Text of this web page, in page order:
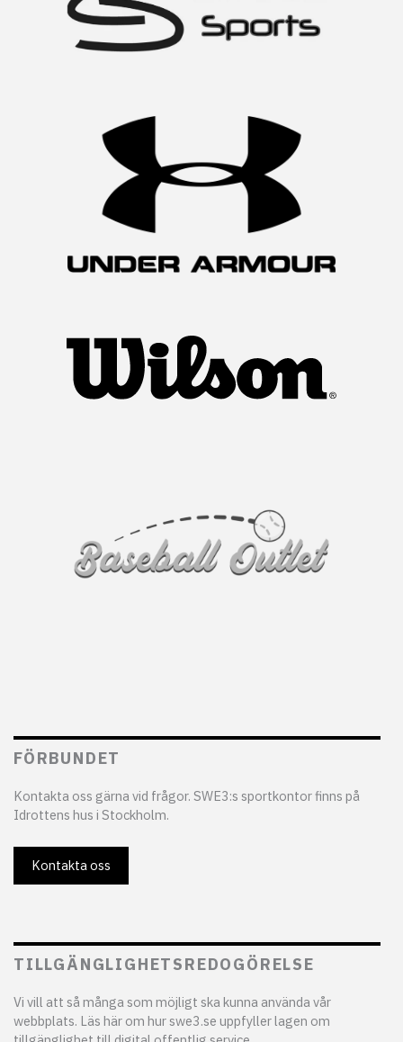
FÖRBUNDET
Kontakta oss gärna vid frågor. SWE3:s sportkontor finns på
Idrottens hus i Stockholm.
Kontakta oss
TILLGÄNGLIGHETSREDOGÖRELSE
Vi vill att så många som möjligt ska kunna använda vår
webbplats. Läs här om hur swe3.se uppfyller lagen om